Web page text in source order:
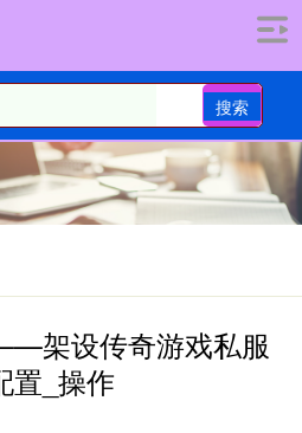
搜索
架设传奇游戏私服
置_操作